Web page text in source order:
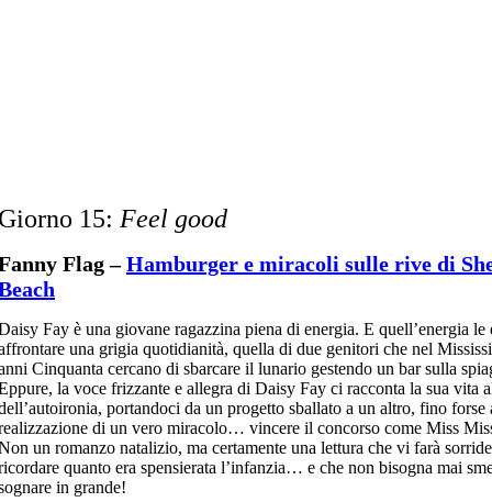
15: Feel good
Flag –Hamburger e miracoli sulle rive di
Fay è una giovane ragazzina piena di energia. E quell’energia le
una grigia quotidianità, quella di due genitori che nel
Cinquanta cercano di sbarcare il lunario gestendo un bar sulla
la voce frizzante e allegra di Daisy Fay ci racconta la sua vita
portandoci da un progetto sballato a un altro, fino forse
di un vero miracolo… vincere il concorso come Miss
un romanzo natalizio, ma certamente una lettura che vi farà
quanto era spensierata l’infanzia… e che non bisogna mai
in grande!